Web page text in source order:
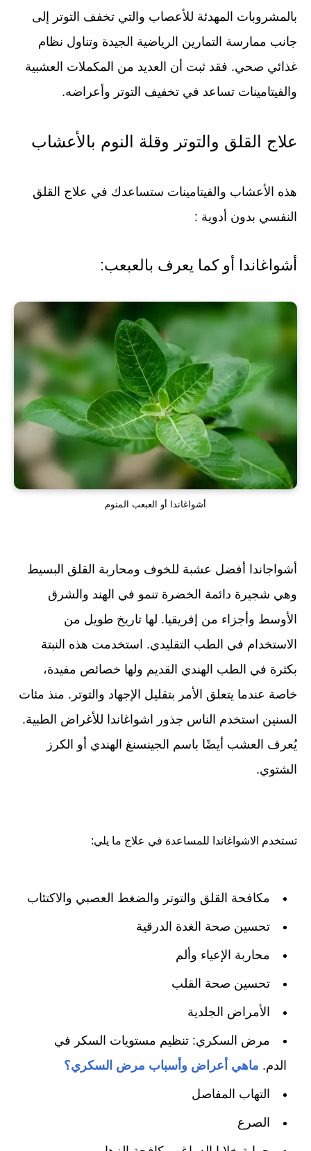
بالمشروبات المهدئة للأعصاب والتي تخفف التوتر إلى
جانب ممارسة التمارين الرياضية الجيدة وتناول نظام
غذائي صحي. فقد ثبت أن العديد من المكملات العشبية
والفيتامينات تساعد في تخفيف التوتر وأعراضه.
علاج القلق والتوتر وقلة النوم بالأعشاب
هذه الأعشاب والفيتامينات ستساعدك في علاج القلق
النفسي بدون أدوية :
أشواغاندا أو كما يعرف بالعبعب:
أشواغاندا أو العبعب المنوم
أشواجاندا أفضل عشبة للخوف ومحاربة القلق البسيط
وهي شجيرة دائمة الخضرة تنمو في الهند والشرق
الأوسط وأجزاء من إفريقيا. لها تاريخ طويل من
الاستخدام في الطب التقليدي. استخدمت هذه النبتة
بكثرة في الطب الهندي القديم ولها خصائص مفيدة،
خاصة عندما يتعلق الأمر بتقليل الإجهاد والتوتر. منذ مئات
السنين استخدم الناس جذور اشواغاندا للأغراض الطبية.
يُعرف العشب أيضًا باسم الجينسنغ الهندي أو الكرز
الشتوي.
تستخدم الاشواغاندا للمساعدة في علاج ما يلي:
مكافحة القلق والتوتر والضغط العصبي والاكتئاب
تحسين صحة الغدة الدرقية
محاربة الإعياء وألم
تحسين صحة القلب
الأمراض الجلدية
مرض السكري: تنظيم مستويات السكر في
الدم. ماهي أعراض وأسباب مرض السكري؟
التهاب المفاصل
الصرع